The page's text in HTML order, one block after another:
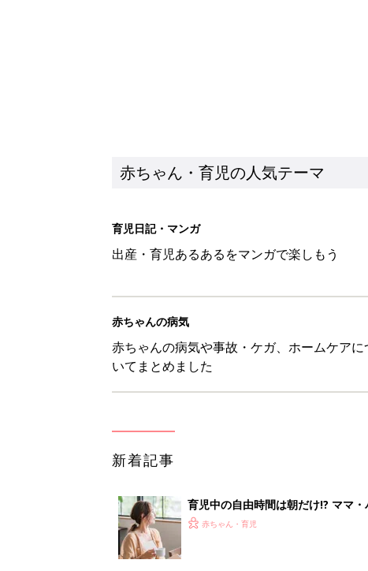
赤ちゃん・育児の人気テーマ
育児日記・マンガ
出産・育児あるあるをマンガで楽しもう
赤ちゃんの病気
赤ちゃんの病気や事故・ケガ、ホームケアに
いてまとめました
新着記事
育児中の自由時間は朝だけ!? ママ
赤ちゃん・育児